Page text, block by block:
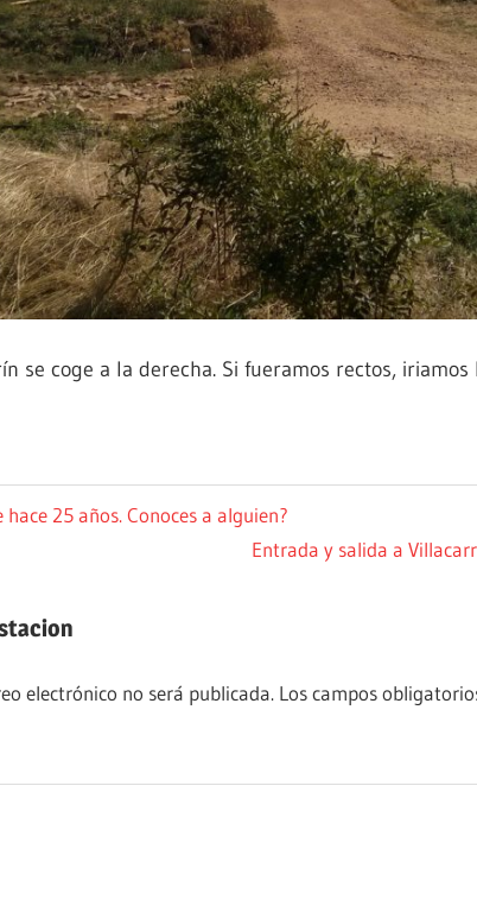
se coge a la derecha. Si fueramos rectos, iriamos
25 años. Conoces a alguien?
Siguiente
Entrada y salida a
electrónico no será publicada. Los campos